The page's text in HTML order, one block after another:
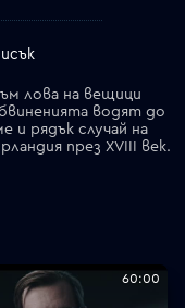
лова на вещици
водят до
и рядък случай на
през XVIII век.
60:00